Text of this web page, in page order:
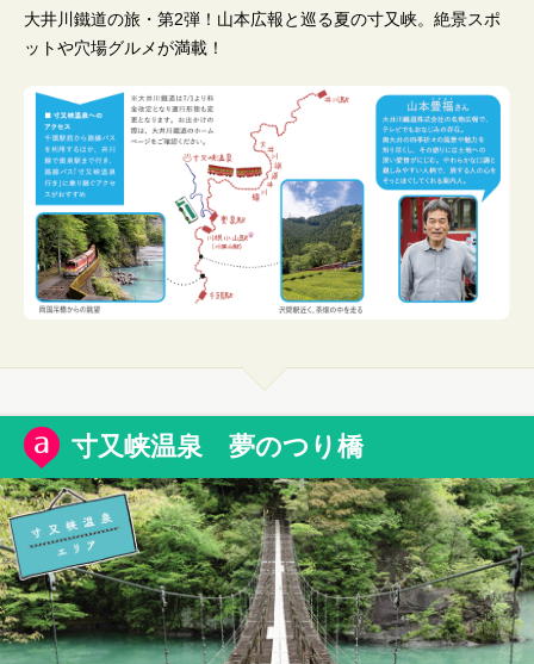
大井川鐵道の旅・第2弾！山本広報と巡る夏の寸又峡。絶景スポ
ットや穴場グルメが満載！
寸又峡温泉 夢のつり橋